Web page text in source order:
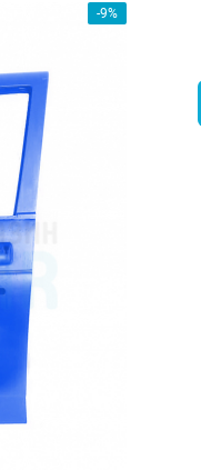
-9%